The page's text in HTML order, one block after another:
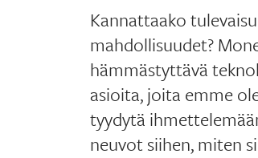
Kannattaako
mahdollisuudet?
hämmästyttävä
asioita, joita emme
tyydytä
neuvot siihen, miten